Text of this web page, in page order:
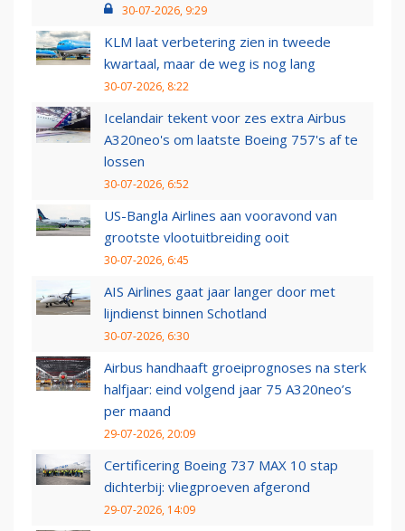
30-07-2026, 9:29
KLM laat verbetering zien in tweede
kwartaal, maar de weg is nog lang
30-07-2026, 8:22
Icelandair tekent voor zes extra Airbus
A320neo's om laatste Boeing 757's af te
lossen
30-07-2026, 6:52
US-Bangla Airlines aan vooravond van
grootste vlootuitbreiding ooit
30-07-2026, 6:45
AIS Airlines gaat jaar langer door met
lijndienst binnen Schotland
30-07-2026, 6:30
Airbus handhaaft groeiprognoses na sterk
halfjaar: eind volgend jaar 75 A320neo’s
per maand
29-07-2026, 20:09
Certificering Boeing 737 MAX 10 stap
dichterbij: vliegproeven afgerond
29-07-2026, 14:09